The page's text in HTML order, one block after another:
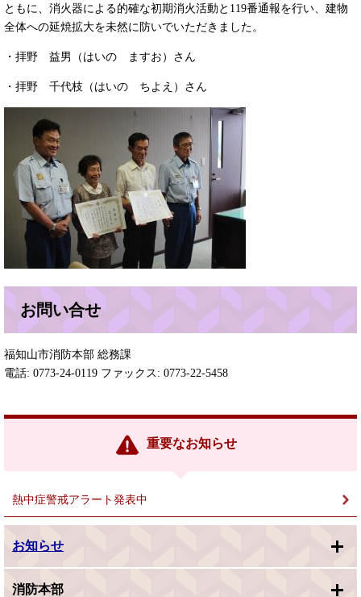
ともに、消火器による的確な初期消火活動と119番通報を行い、建物
全体への延焼拡大を未然に防いでいただきました。
・拝野 益男（はいの ますお）さん
・拝野 千代枝（はいの ちよえ）さん
お問い合せ
福知山市消防本部 総務課
電話: 0773-24-0119 ファックス: 0773-22-5458
重要なお知らせ
熱中症警戒アラート発表中
お知らせ
消防本部